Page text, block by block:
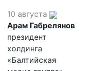
10 августа
Арам Габрелянов
президент
холдинга
«Балтийская